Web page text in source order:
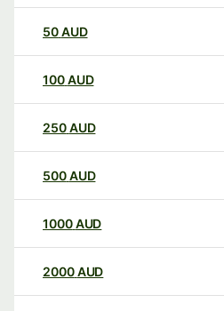
50AUD
100AUD
250AUD
500AUD
1000AUD
2000AUD